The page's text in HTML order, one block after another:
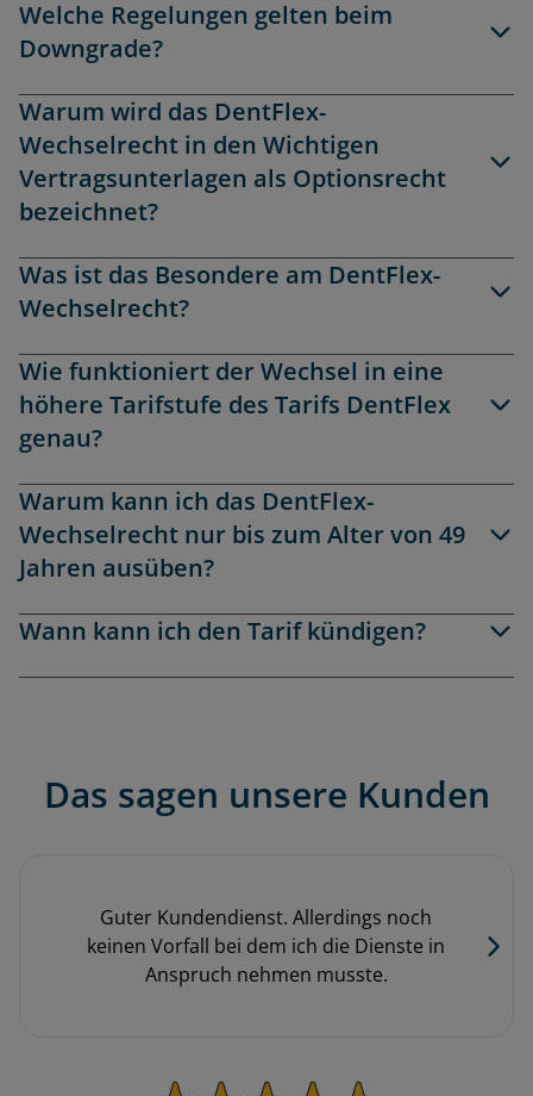
Welche Regelungen gelten beim
Downgrade?
Warum wird das DentFlex-
Wechselrecht in den Wichtigen
Vertragsunterlagen als Optionsrecht
bezeichnet?
Was ist das Besondere am DentFlex-
Wechselrecht?
Wie funktioniert der Wechsel in eine
höhere Tarifstufe des Tarifs DentFlex
genau?
Warum kann ich das DentFlex-
Wechselrecht nur bis zum Alter von 49
Jahren ausüben?
Wann kann ich den Tarif kündigen?
Das sagen unsere Kunden
Guter Kundendienst. Allerdings noch
keinen Vorfall bei dem ich die Dienste in
Anspruch nehmen musste.